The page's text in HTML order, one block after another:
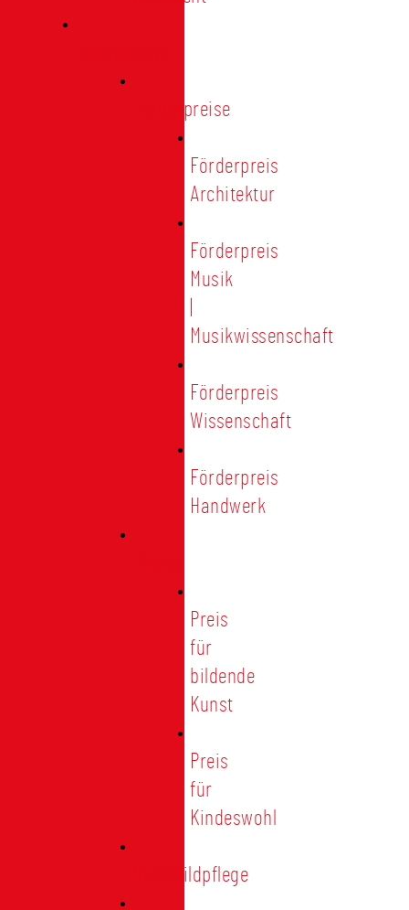
Förderpreise
Förderpreis
Architektur
Förderpreis
Musik
Musikwissenschaft
Förderpreis
Wissenschaft
Förderpreis
Handwerk
Preis
für
bildende
Kunst
Preis
für
Kindeswohl
Stadtbildpflege